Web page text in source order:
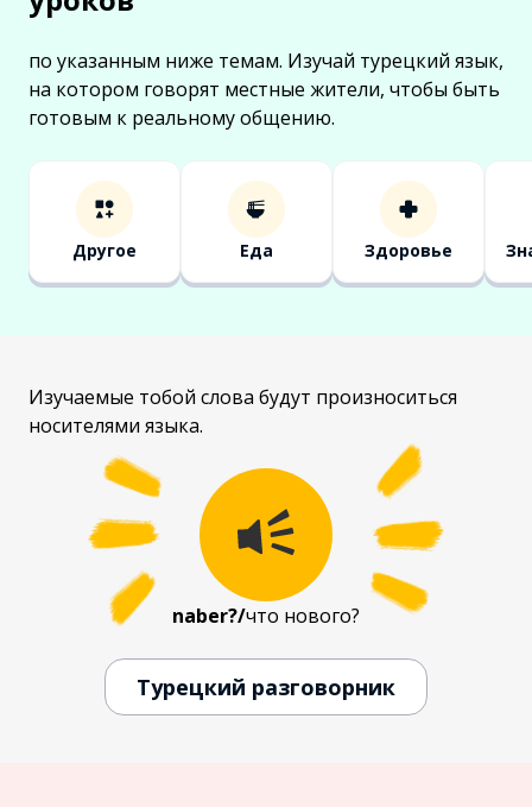
по указанным ниже темам. Изучай турецкий язык,
на котором говорят местные жители, чтобы быть
готовым к реальному общению.
Другое Еда Здоровье
Изучаемые тобой слова будут произноситься
носителями языка.
naber?/что нового?
Турецкий разговорник